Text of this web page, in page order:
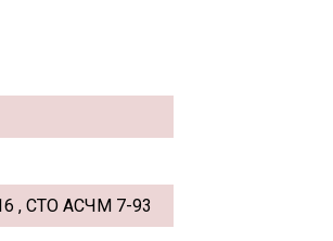
, СТО АСЧМ 7-93